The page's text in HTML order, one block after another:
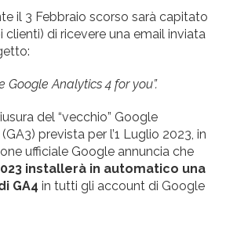
il 3 Febbraio scorso sarà capitato
clienti) di ricevere una email inviata
Google Analytics 4 for you”.
del “vecchio” Google
prevista per l’1 Luglio 2023, in
ufficiale Google annuncia che
installerà in automatico una
GA4 in tutti gli account di Google